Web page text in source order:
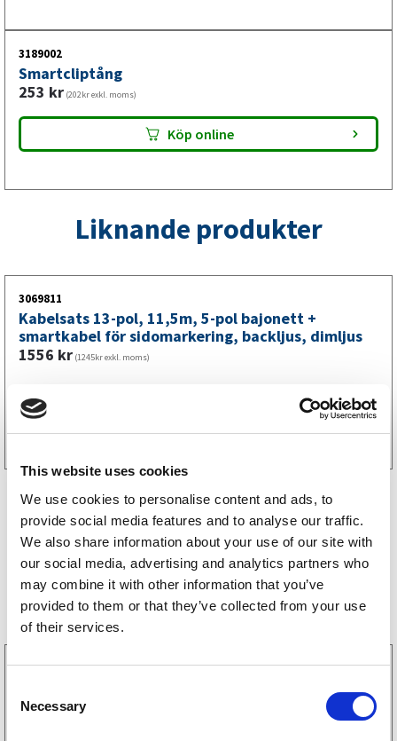
This website uses cookies
We use cookies to personalise content and ads, to
provide social media features and to analyse our traffic.
We also share information about your use of our site with
our social media, advertising and analytics partners who
may combine it with other information that you’ve
provided to them or that they’ve collected from your use
of their services.
Necessary
3189002
Smartcliptång
253 kr (202kr exkl. moms)
Köp online
Liknande produkter
3069811
Kabelsats 13-pol, 11,5m, 5-pol bajonett +
smartkabel för sidomarkering, backljus, dimljus
1556 kr (1245kr exkl. moms)
Storsäljare
3160052
238kr(190kr exkl. moms)